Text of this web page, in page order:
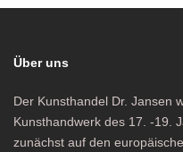
Über uns
Der Kunsthandel Dr. Jansen
Kunsthandwerk des 17. -19.
zunächst auf den